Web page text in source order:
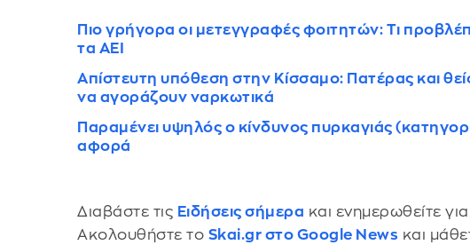
Πιο γρήγορα οι μετεγγραφές φοιτητών: Τι
τα ΑΕΙ
Απίστευτη υπόθεση στην Κίσσαμο: Πατέρας και
να αγοράζουν ναρκωτικά
Παραμένει υψηλός ο κίνδυνος πυρκαγιάς
αφορά
Διαβάστε τις Ειδήσεις σήμερα και ενημερωθείτε
Ακολουθήστε το Skai.gr στο Google News και